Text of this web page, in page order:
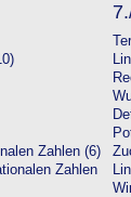
Zahlen (6)
Zahlen